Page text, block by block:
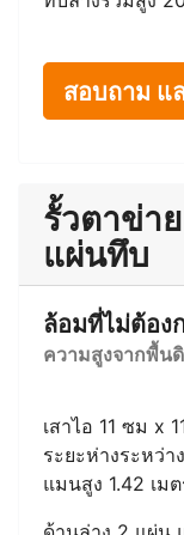
รั้วตาข่า
แผ่นทึบ
เสาไอ 11 ซม x
ระยะห่างระหว่า
ด้านล่าง 1 แผ่น
ทึบล่างรวมสูง
สอบถาม แ